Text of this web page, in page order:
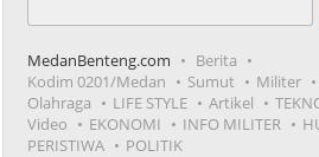
MedanBenteng.com
Berita
Kodim 0201/Medan
Sumut
Militer
Olahraga
LIFE STYLE Artikel
Video
EKONOMI INFO MILITER
PERISTIWA
POLITIK